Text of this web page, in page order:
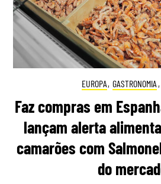
EUROPA, GASTRONOMIA ,
Faz compras em
lançam alerta
camarões com
do